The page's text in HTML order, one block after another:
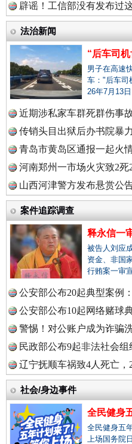
中国
中国
中国
中
中国
中国
中国
中国
雄关漫道展新
衣柜里的秘密
春天里的科技盛
辟谣！工信部没有发布过
法治新闻
“后车司
男子在高速
车："后车司
26年7月13
近期涉私家车群死群伤事
传销头目出狱后办书院暴
青岛市黄岛区通报一起火
河南郑州一市场火灾致2死
山西河津警方发布悬赏公
案件追踪调查
释永信一
被告人刘应
资金、非国
行贿案一审
公安部公布20起典型案例
公安部公布10起网络赌球
警惕！对公账户成为诈骗
民政部公布9起非法社会组
辽宁抚顺车祸致4人死亡，
社会/身边事件
全民健身
全民健身五
上场国务院